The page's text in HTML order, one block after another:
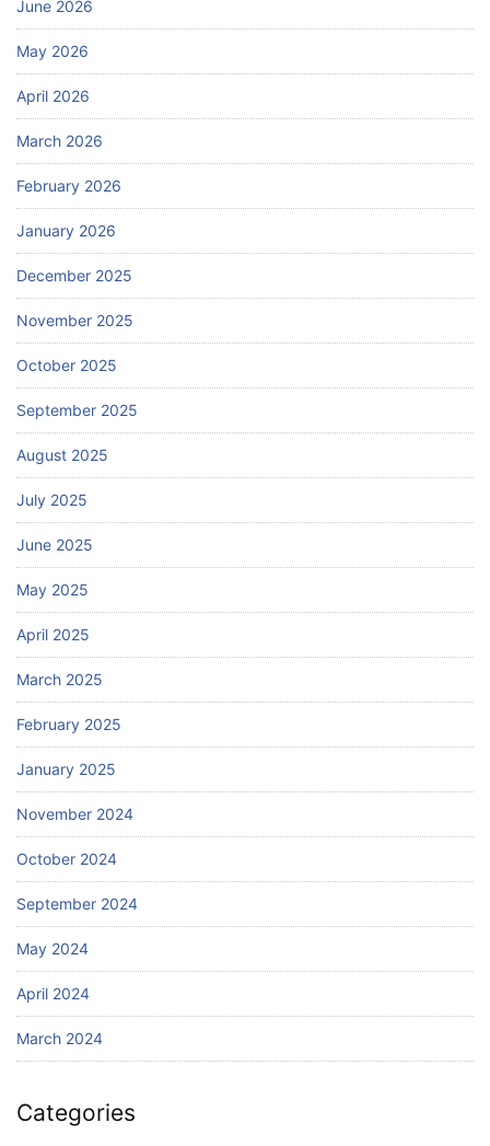
June 2026
May 2026
April 2026
March 2026
February 2026
January 2026
December 2025
November 2025
October 2025
September 2025
August 2025
July 2025
June 2025
May 2025
April 2025
March 2025
February 2025
January 2025
November 2024
October 2024
September 2024
May 2024
April 2024
March 2024
Categories